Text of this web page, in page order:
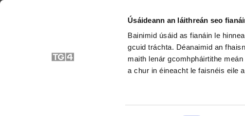
Úsáideann an láithreán seo
Bainimid úsáid as fianáin le
gcuid tráchta. Déanaimid an
maith lenár gcomhpháirtithe
a chur in éineacht le faisnéis eile
Sail